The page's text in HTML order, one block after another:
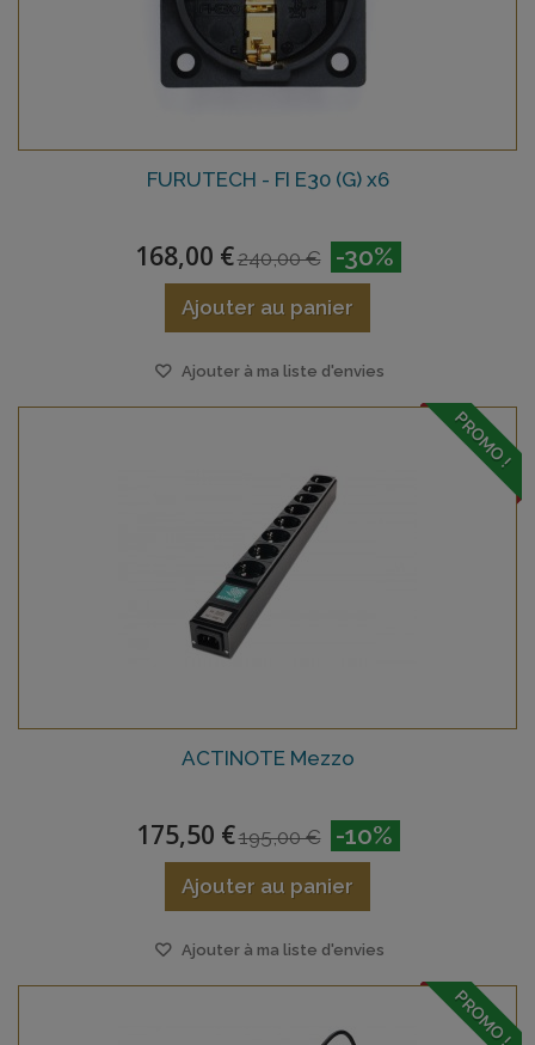
FURUTECH - FI E30 (G) x6
168,00 €240,00 € -30%
Ajouter au panier
Ajouter à ma liste d'envies
PROMO !
ACTINOTE Mezzo
175,50 €195,00 € -10%
Ajouter au panier
Ajouter à ma liste d'envies
PROMO !